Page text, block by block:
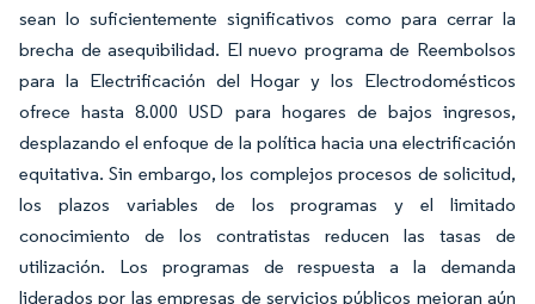
sean lo suficientemente significativos como para cerrar la
brecha de asequibilidad. El nuevo programa de Reembolsos
para la Electrificación del Hogar y los Electrodomésticos
ofrece hasta 8.000 USD para hogares de bajos ingresos,
desplazando el enfoque de la política hacia una electrificación
equitativa. Sin embargo, los complejos procesos de solicitud,
los plazos variables de los programas y el limitado
conocimiento de los contratistas reducen las tasas de
utilización. Los programas de respuesta a la demanda
liderados por las empresas de servicios públicos mejoran aún